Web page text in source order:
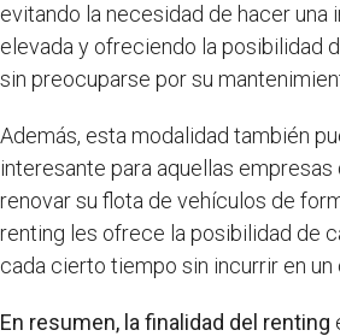
evitando la necesidad de hacer una
elevada y ofreciendo la posibilidad
sin preocuparse por su
Además, esta modalidad también
interesante para aquellas
renovar su flota de vehículos de
renting les ofrece la posibilidad de
cada cierto tiempo sin incurrir en un
En resumen, la finalidad del renting